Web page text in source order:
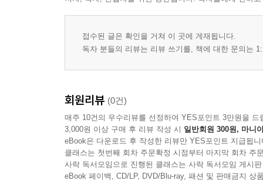
접수된 글은 확인을 거쳐 이 곳에 게재됩니다.
독자 분들의 리뷰는 리뷰 쓰기를, 책에 대한 문의는
회원리뷰 (0건)
매주 10건의 우수리뷰를 선정하여 YES포인트 3만원을 드
3,000원 이상 구매 후 리뷰 작성 시 일반회원 300원, 마니
eBook은 다운로드 후 작성한 리뷰만 YES포인트 지급됩니
클래스는 첫번째 회차 주문확정 시점부터 마지막 회차 주
사락 독서모임으로 진행된 클래스는 사락 독서모임 게시
eBook 페이백, CD/LP, DVD/Blu-ray, 패션 및 판매금지 상